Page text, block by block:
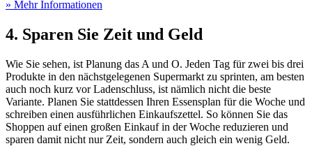
» Mehr Informationen
4. Sparen Sie Zeit und Geld
Wie Sie sehen, ist Planung das A und O. Jeden Tag für zwei bis drei
Produkte in den nächstgelegenen Supermarkt zu sprinten, am besten
auch noch kurz vor Ladenschluss, ist nämlich nicht die beste
Variante. Planen Sie stattdessen Ihren Essensplan für die Woche und
schreiben einen ausführlichen Einkaufszettel. So können Sie das
Shoppen auf einen großen Einkauf in der Woche reduzieren und
sparen damit nicht nur Zeit, sondern auch gleich ein wenig Geld.